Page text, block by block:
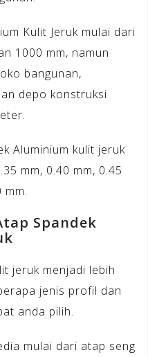
Kulit Jeruk mulai dari
1000 mm, namun
bangunan,
depo konstruksi
Aluminium kulit jeruk
mm, 0.40 mm, 0.45
mm.
Spandek
jeruk menjadi lebih
jenis profil dan
anda pilih.
mulai dari atap seng